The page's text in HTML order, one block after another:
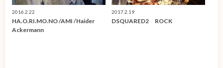
2016.2.22
HA.O.RI.MO.NO /AMI /Haider
Ackermann
2017.2.19
DSQUARED2 ROCK